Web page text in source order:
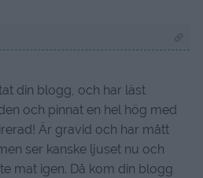
din blogg, och har läst
och pinnat en hel hög med
Är gravid och har mått
ser kanske ljuset nu och
mat igen. Då kom din blogg